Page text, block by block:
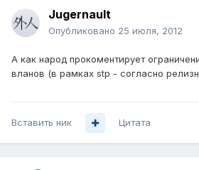
Jugernault
Опубликовано 25 июля, 2012
А как народ прокоментирует
вланов (в рамках stp - согласно
Вставить ник Цитата